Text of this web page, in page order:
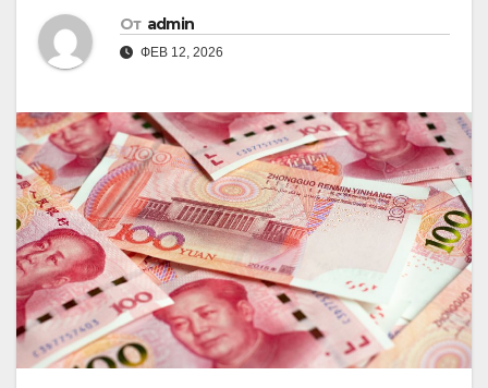
От admin
ФЕВ 12, 2026